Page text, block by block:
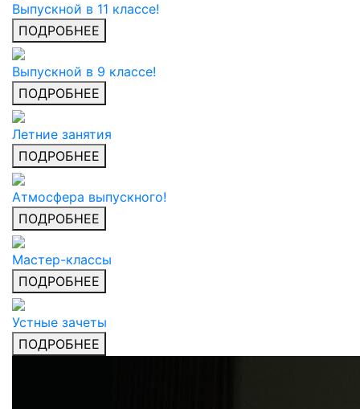
Выпускной в 11 классе!
ПОДРОБНЕЕ
Выпускной в 9 классе!
ПОДРОБНЕЕ
Летние занятия
ПОДРОБНЕЕ
Атмосфера выпускного!
ПОДРОБНЕЕ
Мастер-классы
ПОДРОБНЕЕ
Устные зачеты
ПОДРОБНЕЕ